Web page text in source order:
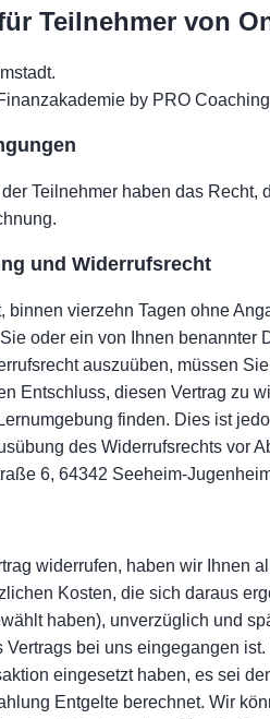
Teilnehmer von
by PRO
Teilnehmer haben das
und Widerrufsrecht
binnen vierzehn Tagen ohne
oder ein von Ihnen benannter
auszuüben, müssen
Entschluss, diesen Vertrag zu
finden. Dies ist
des Widerrufsrechts vor
6, 64342 Seeheim-
widerrufen, haben wir Ihnen
Kosten, die sich daraus
haben), unverzüglich und
Vertrags bei uns eingegangen
eingesetzt haben, es sei
Entgelte berechnet. Wir